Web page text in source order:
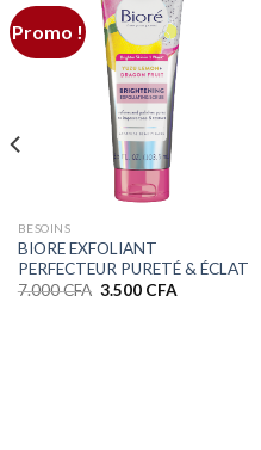
Promo !
BESOINS
BIORE EXFOLIANT
PERFECTEUR PURETÉ & ÉCLAT
7.000CFA Le
3.500 CFALe